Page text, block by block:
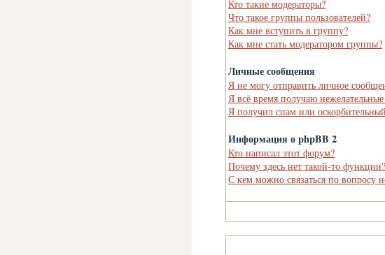
Кто такие модераторы?
Что такое группы пользователей?
Как мне вступить в группу?
Как мне стать модератором группы?
Личные сообщения
Я не могу отправить личное
Я всё время получаю
Я получил спам или
Информация о phpBB 2
Кто написал этот форум?
Почему здесь нет такой-то функции?
С кем можно связаться по вопросу